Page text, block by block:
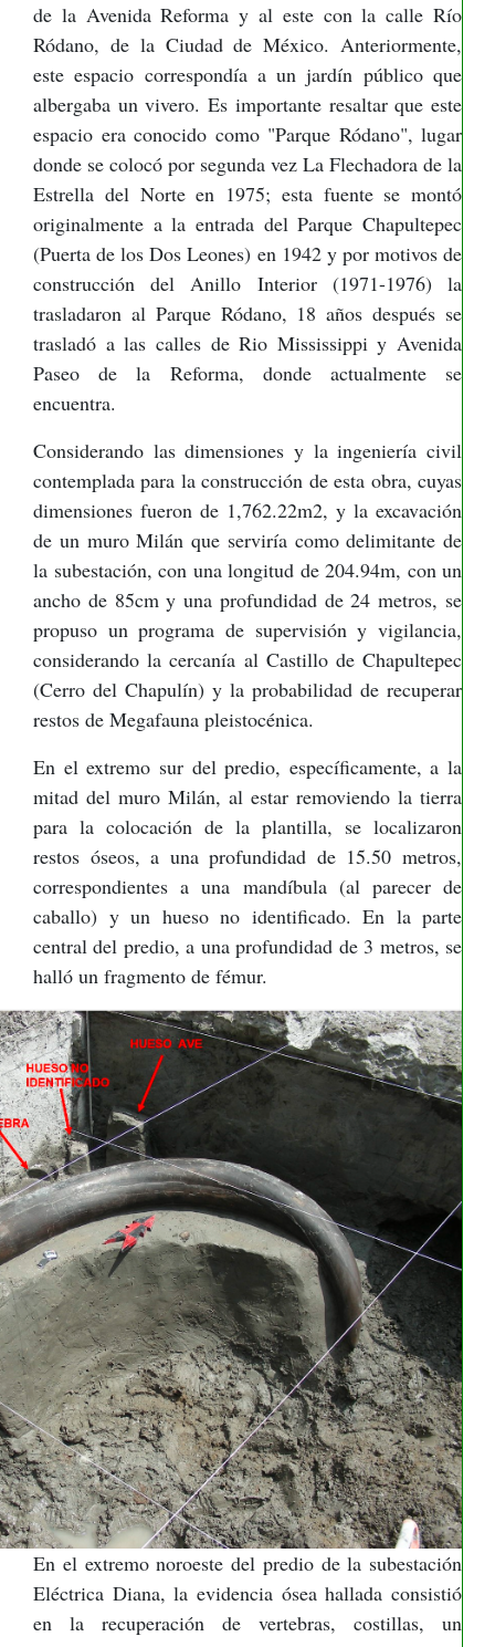
de la Avenida Reforma y al este con la calle Río
Ródano, de la Ciudad de México. Anteriormente,
este espacio correspondía a un jardín público que
albergaba un vivero. Es importante resaltar que este
espacio era conocido como "Parque Ródano", lugar
donde se colocó por segunda vez La Flechadora de la
Estrella del Norte en 1975; esta fuente se montó
originalmente a la entrada del Parque Chapultepec
(Puerta de los Dos Leones) en 1942 y por motivos de
construcción del Anillo Interior (1971-1976) la
trasladaron al Parque Ródano, 18 años después se
trasladó a las calles de Rio Mississippi y Avenida
Paseo de la Reforma, donde actualmente se
encuentra.
Considerando las dimensiones y la ingeniería civil
contemplada para la construcción de esta obra, cuyas
dimensiones fueron de 1,762.22m2, y la excavación
de un muro Milán que serviría como delimitante de
la subestación, con una longitud de 204.94m, con un
ancho de 85cm y una profundidad de 24 metros, se
propuso un programa de supervisión y vigilancia,
considerando la cercanía al Castillo de Chapultepec
(Cerro del Chapulín) y la probabilidad de recuperar
restos de Megafauna pleistocénica.
En el extremo sur del predio, específicamente, a la
mitad del muro Milán, al estar removiendo la tierra
para la colocación de la plantilla, se localizaron
restos óseos, a una profundidad de 15.50 metros,
correspondientes a una mandíbula (al parecer de
caballo) y un hueso no identificado. En la parte
central del predio, a una profundidad de 3 metros, se
halló un fragmento de fémur.
En el extremo noroeste del predio de la subestación
Eléctrica Diana, la evidencia ósea hallada consistió
en la recuperación de vertebras, costillas, un